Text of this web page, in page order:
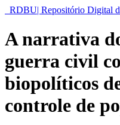
RDBU| Repositório Digital
A narrativa
guerra civil
biopolíticos
controle de